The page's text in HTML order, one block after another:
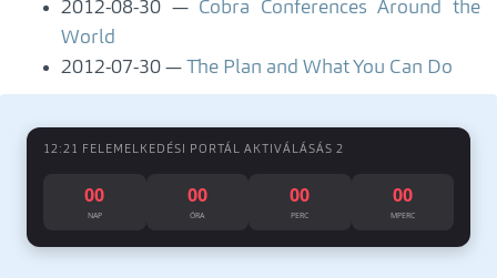
2012-08-30
Cobra Conferences Around the
World
2012-07-30
The Plan and What You Can Do
12:21 FELEMELKEDÉSI PORTÁL AKTIVÁLÁSÁS 2
00
NAP
00
ÓRA
00
PERC
00
MPERC